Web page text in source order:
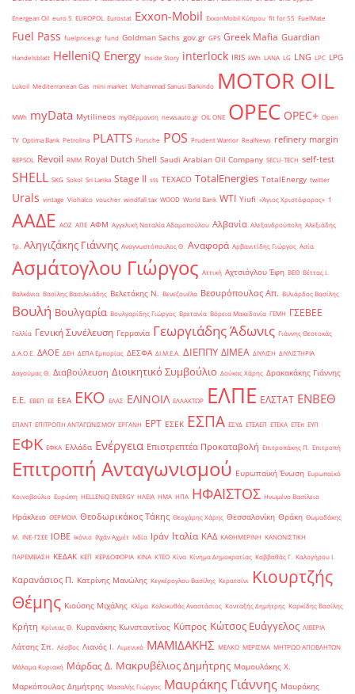
Energean Oil euro 5 EUROPOL Eurostat Exxon-Mobil ExxonMobil Κύπρου fit for 55 FuelMate
Fuel Pass fuelprices.gr fund Goldman Sachs gov.gr GPS Greek Mafia Guardian
Handelsblatt HelleniQ Energy Inside Story interlock IRIS kWh LANA LG LNG LPC LPG
Lukoil Mediterranean Gas mini market Mohammad Sanusi Barkindo MOTOR OIL
MWh myData Mytilineos myΘέρμανση newsauto.gr OIL ONE OPEC OPEC+ Open
TV Optima Bank Petrolina PLATTS Porsche POS Prudent Warrior RealNews refinery margin
REPSOL Revoil RMM Royal Dutch Shell Saudi Arabian Oil Company SECU-TECH self-test
SHELL SKG Sokol Sri Lanka Stage II sts TEXACO TotalEnergies TotalEnergy twitter
Urals vintage Viohalco voucher windfall tax WOOD World Bank WTI Yiufi «Άγιος Χριστόφορος» ΄1
ΑΑΔΕ ΑΟΖ ΑΠΕ ΑΦΜ Αγγελική Ναταλία Αδαμοπούλου Αλβανία Αλεξανδρούπολη Αλεξιάδης
Τρ. Αληγιζάκης Γιάννης Αναγνωστόπουλος Θ. Αναφορά Αρβανιτίδης Γιώργος Ασία
Ασμάτογλου Γιώργος Αττική Αχτσιόγλου Έφη ΒΕΘ Βέττας Ι.
Βαλκάνια Βασίλης Βασιλειάδης Βελετάκης Ν. Βενεζουέλα Βεσυρόπουλος Απ. Βιλιάρδος Βασίλης
Βουλή Βουλγαρία Βουλγαρίδης Γιώργος Βρετανία Βόρεια Μακεδονία ΓΕΜΗ ΓΣΕΒΕΕ
Γαλλία Γενική Συνέλευση Γερμανία Γεωργιάδης Άδωνις Γιάννης Θεοτοκάς
Δ.Α.Ο.Ε. ΔΑΟΕ ΔΕΗ ΔΕΠΑ Εμπορίας ΔΕΣΦΑ ΔΙ.Μ.Ε.Α. ΔΙΕΠΠΥ ΔΙΜΕΑ ΔΙΥΛΙΣΗ ΔΙΥΛΙΣΤΗΡΙΑ
Δαγούμας Θ. Διαβούλευση Διοικητικό Συμβούλιο Δούκας Χάρης Δρακακάκης Γιάννης
Ε.Ε. ΕΒΕΠ ΕΕ ΕΕΑ ΕΚΟ ΕΛΑΣ ΕΛΙΝΟΙΛ ΕΛΛΑΚΤΩΡ ΕΛΠΕ ΕΛΣΤΑΤ ΕΝΒΕΘ
ΕΠΑΝΤ ΕΠΙΤΡΟΠΗ ΑΝΤΑΓΩΝΙΣΜΟΥ ΕΡΓΑΝΗ ΕΡΤ ΕΣΕΚ ΕΣΠΑ ΕΣΥΔ ΕΤΕΑΕΠ ΕΤΕΚΑ ΕΤΕπ ΕΥΠ
ΕΦΚ ΕΦΚΑ Ελλάδα Ενέργεια Επιστρεπτέα Προκαταβολή Επιτροπάκης Π. Επιτροπή
Επιτροπή Ανταγωνισμού Ευρωπαϊκή Ένωση Ευρωπαϊκό
Κοινοβούλιο Ευρώπη ΗELLENiQ ENERGY ΗΛΕΙΑ ΗΜΑ ΗΠΑ ΗΦΑΙΣΤΟΣ Ηνωμένο Βασίλειο
Ηράκλειο ΘΕΡΜΟΙΛ Θεοδωρικάκος Τάκης Θεοχάρης Χάρης Θεσσαλονίκη Θράκη Θωμαδάκης
Μ. ΙΝΕ-ΓΣΕΕ ΙΟΒΕ Ικόνιο Ιλχάν Αχμέτ Ινδία Ιράν Ιταλία ΚΑΔ ΚΑΘΗΜΕΡΙΝΗ ΚΑΝΟΝΙΣΤΙΚΗ
ΠΑΡΕΜΒΑΣΗ ΚΕΔΑΚ ΚΕΠ ΚΕΡΔΟΦΟΡΙΑ ΚΙΝΑ ΚΤΕΟ Κίνα Κίνημα Δημοκρατίας Καββαθάς Γ. Καλογήρου Ι.
Καρανάσιος Π. Κατρίνης Μανώλης Κεγκέρογλου Βασίλης Κερατσίνι
Κιουρτζής
Θέμης Κιούσης Μιχάλης Κλίμα Κολοκυθάς Αναστάσιος Κονταξής Δημήτρης Κορκίδης Βασίλης
Κρήτη Κρίντας Θ. Κυρανάκης Κωνσταντίνος Κύπρος Κώτσος Ευάγγελος ΛΙΒΕΡΙΑ
Λάτσης Σπ. Λέσβος Λιανός Ι. Λιμενικό ΜΑΜΙΔΑΚΗΣ ΜΕΛΚΟ ΜΕΡΙΣΜΑ ΜΗΤΡΩΟ ΑΠΟΒΛΗΤΩΝ
Μάλαμα Κυριακή Μάρδας Δ. Μακρυβέλιος Δημήτρης Μαμουλάκης Χ.
Μαρκόπουλος Δημήτρης Μασαλής Γιώργος Μαυράκης Γιάννης Μαυράκης